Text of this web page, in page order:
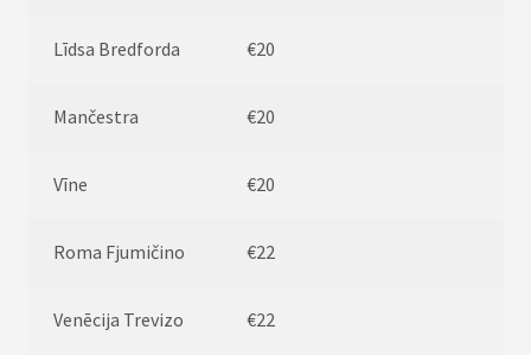
Līdsa Bredforda €20
Mančestra €20
Vīne €20
Roma Fjumičino €22
Venēcija Trevizo €22